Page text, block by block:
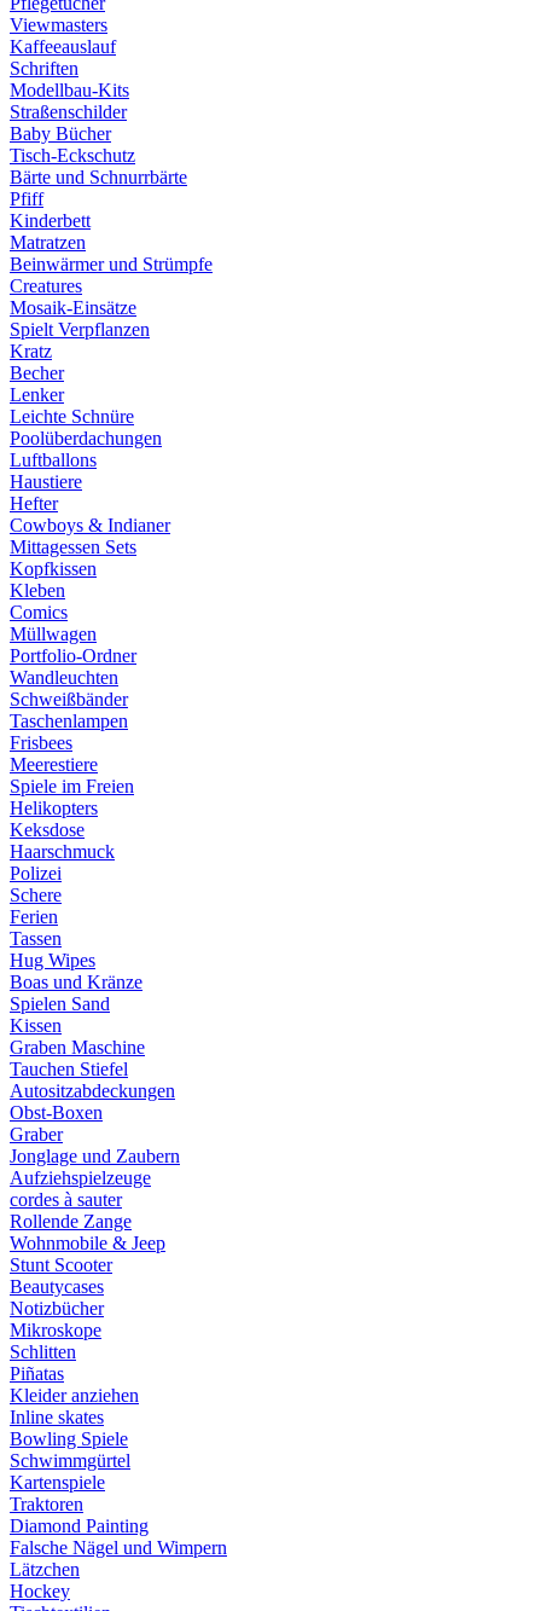
Viewmasters
Kaffeeauslauf
Schriften
Modellbau-Kits
Straßenschilder
Baby Bücher
Tisch-Eckschutz
Bärte und Schnurrbärte
Pfiff
Kinderbett
Matratzen
Beinwärmer und Strümpfe
Creatures
Mosaik-Einsätze
Spielt Verpflanzen
Kratz
Becher
Lenker
Leichte Schnüre
Poolüberdachungen
Luftballons
Haustiere
Hefter
Cowboys & Indianer
Mittagessen Sets
Kopfkissen
Kleben
Comics
Müllwagen
Portfolio-Ordner
Wandleuchten
Schweißbänder
Taschenlampen
Frisbees
Meerestiere
Spiele im Freien
Helikopters
Keksdose
Haarschmuck
Polizei
Schere
Ferien
Tassen
Hug Wipes
Boas und Kränze
Spielen Sand
Kissen
Graben Maschine
Tauchen Stiefel
Autositzabdeckungen
Obst-Boxen
Graber
Jonglage und Zaubern
Aufziehspielzeuge
cordes à sauter
Rollende Zange
Wohnmobile & Jeep
Stunt Scooter
Beautycases
Notizbücher
Mikroskope
Schlitten
Piñatas
Kleider anziehen
Inline skates
Bowling Spiele
Schwimmgürtel
Kartenspiele
Traktoren
Diamond Painting
Falsche Nägel und Wimpern
Lätzchen
Hockey